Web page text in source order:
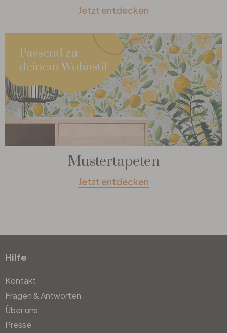
Jetzt entdecken
Mustertapeten
Jetzt entdecken
Hilfe
Kontakt
Fragen & Antworten
Über uns
Presse